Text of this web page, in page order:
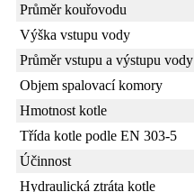
Průměr kouřovodu
Výška vstupu vody
Průměr vstupu a výstupu vody
Objem spalovací komory
Hmotnost kotle
Třída kotle podle EN 303-5
Účinnost
Hydraulická ztráta kotle